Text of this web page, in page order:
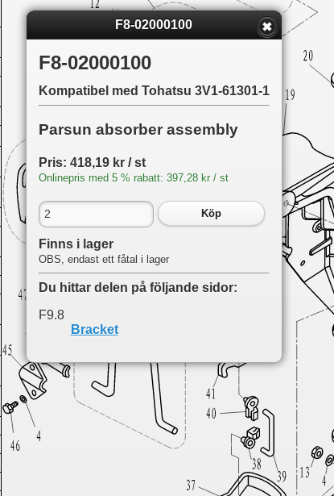
F8-02000100
F8-02000100
Kompatibel med Tohatsu 3V1-61301-1
Parsun absorber assembly
Pris: 418,19 kr / st
Onlinepris med 5 % rabatt: 397,28 kr / st
Köp
Finns i lager
OBS, endast ett fåtal i lager
Du hittar delen på följande sidor:
F9.8
Bracket